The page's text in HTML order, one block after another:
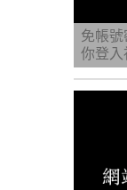
免帳
你登入